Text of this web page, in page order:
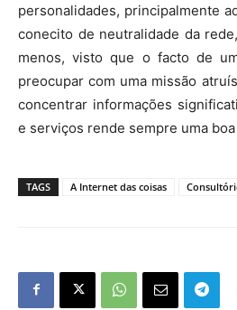
personalidades, principalmente
conecito de neutralidade da
menos, visto que o facto de
preocupar com uma missão
concentrar informações
e serviços rende sempre uma
TAGS A Internet das coisas